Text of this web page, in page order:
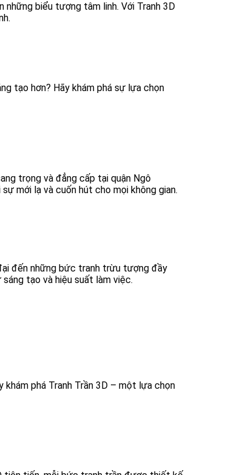
biểu tượng tâm linh. Với Tranh 3D
tạo hơn? Hãy khám phá sự lựa chọn
trọng và đẳng cấp tại quận Ngô
mới lạ và cuốn hút cho mọi không gian.
đến những bức tranh trừu tượng đầy
tạo và hiệu suất làm việc.
khám phá Tranh Trần 3D – một lựa chọn